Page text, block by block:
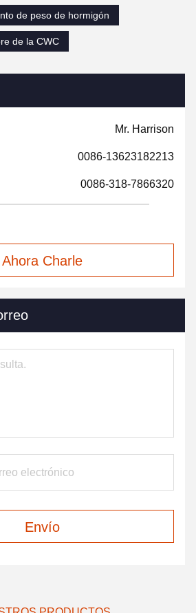
de peso de hormigón
de la CWC
Mr. Harrison
0086-13623182213
0086-318-7866320
Ahora Charle
Envío